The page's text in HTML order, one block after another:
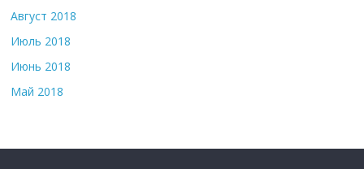
Август 2018
Июль 2018
Июнь 2018
Май 2018